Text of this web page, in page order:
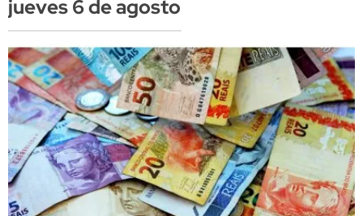
jueves 6 de agosto